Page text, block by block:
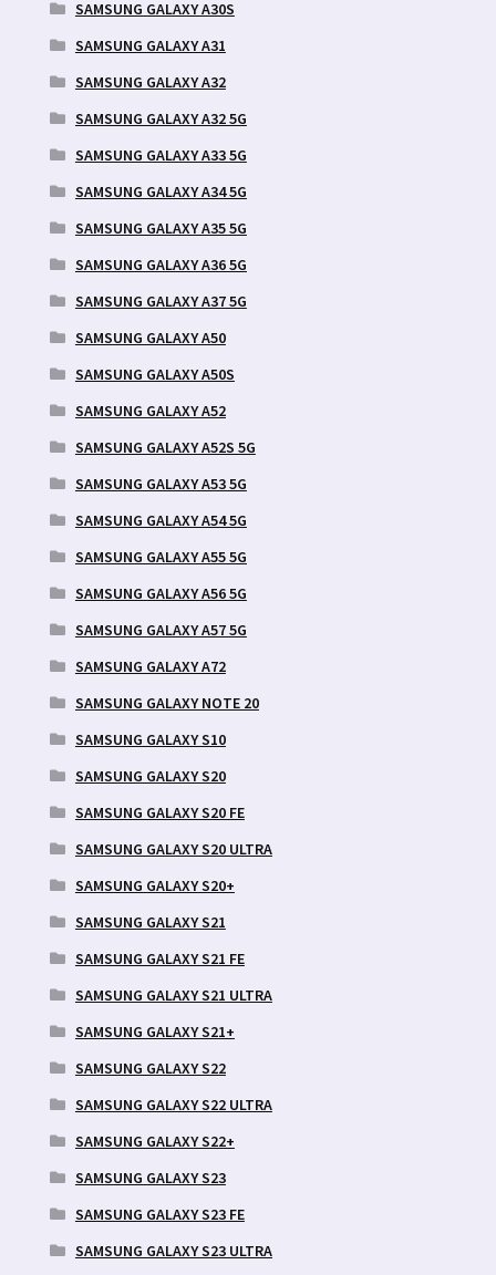
SAMSUNG GALAXY A30S
SAMSUNG GALAXY A31
SAMSUNG GALAXY A32
SAMSUNG GALAXY A32 5G
SAMSUNG GALAXY A33 5G
SAMSUNG GALAXY A34 5G
SAMSUNG GALAXY A35 5G
SAMSUNG GALAXY A36 5G
SAMSUNG GALAXY A37 5G
SAMSUNG GALAXY A50
SAMSUNG GALAXY A50S
SAMSUNG GALAXY A52
SAMSUNG GALAXY A52S 5G
SAMSUNG GALAXY A53 5G
SAMSUNG GALAXY A54 5G
SAMSUNG GALAXY A55 5G
SAMSUNG GALAXY A56 5G
SAMSUNG GALAXY A57 5G
SAMSUNG GALAXY A72
SAMSUNG GALAXY NOTE 20
SAMSUNG GALAXY S10
SAMSUNG GALAXY S20
SAMSUNG GALAXY S20 FE
SAMSUNG GALAXY S20 ULTRA
SAMSUNG GALAXY S20+
SAMSUNG GALAXY S21
SAMSUNG GALAXY S21 FE
SAMSUNG GALAXY S21 ULTRA
SAMSUNG GALAXY S21+
SAMSUNG GALAXY S22
SAMSUNG GALAXY S22 ULTRA
SAMSUNG GALAXY S22+
SAMSUNG GALAXY S23
SAMSUNG GALAXY S23 FE
SAMSUNG GALAXY S23 ULTRA